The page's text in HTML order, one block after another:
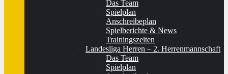
Das Team
Spielplan
Anschreibeplan
Spielberichte & News
Trainingszeiten
Landesliga Herren – 2. Herrenmannschaft
Das Team
Spielplan